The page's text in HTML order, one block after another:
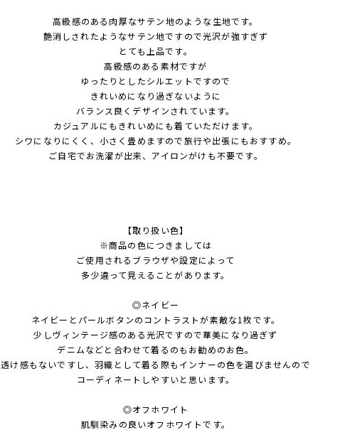
高級感のある肉厚なサテン地のような生地です。
艶消しされたようなサテン地ですので光沢が強すぎず
とても上品です。
高級感のある素材ですが
ゆったりとしたシルエットですので
きれいめになり過ぎないように
バランス良くデザインされています。
カジュアルにもきれいめにも着ていただけます。
シワになりにくく、小さく畳めますので旅行や出張にもおすすめ。
ご自宅でお洗濯が出来、アイロンがけも不要です。
【取り扱い色】
※商品の色につきましては
ご使用されるブラウザや設定によって
多少違って見えることがあります。
◎ネイビー
ネイビーとパールボタンのコントラストが素敵な1枚です。
少しヴィンテージ感のある光沢ですので華美になり過ぎず
デニムなどと合わせて着るのもお勧めのお色。
透け感もないですし、羽織として着る際もインナーの色を選びませんので
コーディネートしやすいと思います。
◎オフホワイト
肌馴染みの良いオフホワイトです。